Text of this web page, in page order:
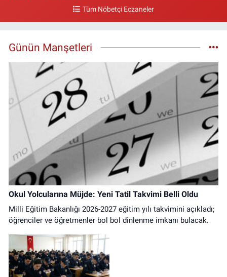
0 (446) 212 10 20
Tüm Nöbetçi Eczaneler
Günün Manşetleri
Okul Yolcularına Müjde: Yeni Tatil Takvimi Belli Oldu
Milli Eğitim Bakanlığı 2026-2027 eğitim yılı takvimini açıkladı;
öğrenciler ve öğretmenler bol bol dinlenme imkanı bulacak.